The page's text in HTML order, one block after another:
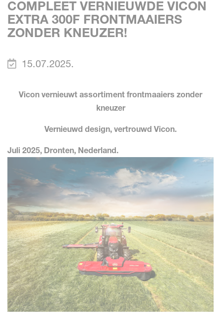
COMPLEET VERNIEUWDE VICON
EXTRA 300F FRONTMAAIERS
ZONDER KNEUZER!
15.07.2025.
Vicon vernieuwt assortiment frontmaaiers zonder
kneuzer
Vernieuwd design, vertrouwd Vicon.
Juli 2025, Dronten, Nederland.